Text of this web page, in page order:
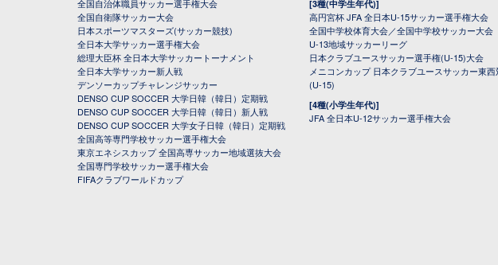
全国自治体職員サッカー選手権大会
全国自衛隊サッカー大会
日本スポーツマスターズ(サッカー競技)
全日本大学サッカー選手権大会
総理大臣杯 全日本大学サッカートーナメント
全日本大学サッカー新人戦
デンソーカップチャレンジサッカー
DENSO CUP SOCCER 大学日韓（韓日）定期戦
DENSO CUP SOCCER 大学日韓（韓日）新人戦
DENSO CUP SOCCER 大学女子日韓（韓日）定期戦
全国高等専門学校サッカー選手権大会
東京エネシスカップ 全国高専サッカー地域選抜大会
全国専門学校サッカー選手権大会
FIFAクラブワールドカップ
[3種(中学生年代)]
高円宮杯 JFA 全日本U-15サッカー選手権大会
全国中学校体育大会／全国中学校サッカー大会
U-13地域サッカーリーグ
日本クラブユースサッカー選手権(U-15)大会
メニコンカップ 日本クラブユースサッカー東
(U-15)
[4種(小学生年代)]
JFA 全日本U-12サッカー選手権大会